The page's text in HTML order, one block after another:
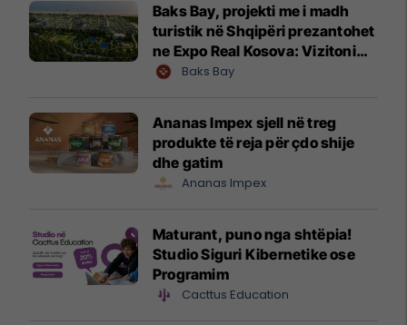
Baks Bay, projekti me i madh
turistik në Shqipëri prezantohet
ne Expo Real Kosova: Vizitoni
shtandin dhe zbuloni
Baks Bay
Ananas Impex sjell në treg
produkte të reja për çdo shije
dhe gatim
Ananas Impex
Maturant, puno nga shtëpia!
Studio Siguri Kibernetike ose
Programim
Cacttus Education